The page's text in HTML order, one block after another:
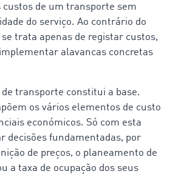
de um transporte sem
do serviço. Ao contrário do
trata apenas de registar custos,
alavancas concretas
transporte constitui a base.
os vários elementos de custo
económicos. Só com esta
decisões fundamentadas, por
de preços, o planeamento de
a taxa de ocupação dos seus